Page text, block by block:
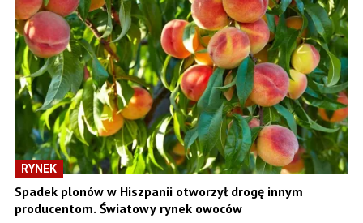
RYNEK
Spadek plonów w Hiszpanii otworzył drogę innym
producentom. Światowy rynek owoców